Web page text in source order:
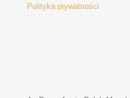
Polityka prywatności